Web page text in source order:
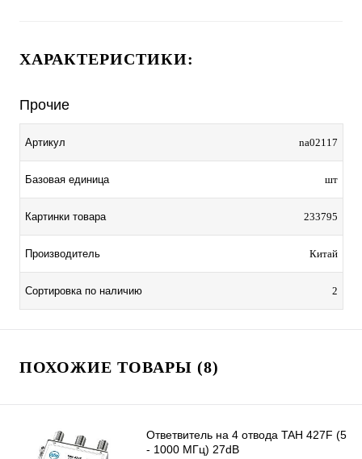
ХАРАКТЕРИСТИКИ:
Прочие
Артикул na02117
Базовая единица шт
Картинки товара 233795
Производитель Китай
Сортировка по наличию 2
ПОХОЖИЕ ТОВАРЫ (8)
Ответвитель на 4 отвода TAH 427F (5
- 1000 МГц) 27dB